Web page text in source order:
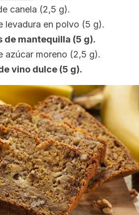
canela (2,5 g).
levadura en polvo (5 g).
de mantequilla (5 g).
azúcar moreno (2,5 g).
vino dulce (5 g).